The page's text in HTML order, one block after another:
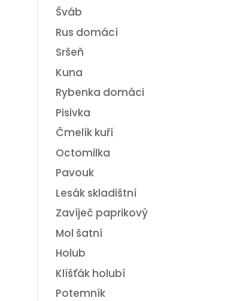
Šváb
Rus domácí
Sršeň
Kuna
Rybenka domáci
Pisivka
Čmelík kuří
Octomilka
Pavouk
Lesák skladištní
Zavíječ paprikový
Mol šatní
Holub
Klíšťák holubí
Potemník